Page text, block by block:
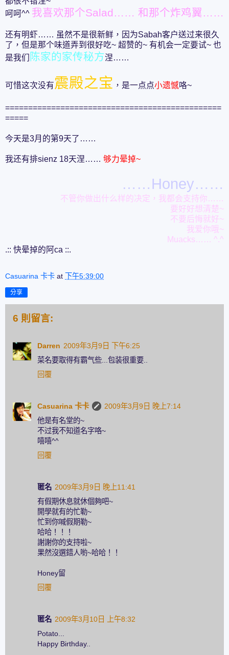
呵呵^^ 我喜欢那个Salad…… 和那个炸鸡翼……
还有明虾…… 虽然不是很新鲜，因为Sabah客户送过来很久
了，但是那个味道弄到很好吃~ 超赞的~ 有机会一定要试~ 也
是我们 陈家的家传秘方涅……
可惜这次没有震殿之宝 ，是一点点小遗憾咯~
===============================================
=====
今天是3月的第9天了……
我还有排sienz 18天涅…… 够力晕掉~
……Honey……
不管你做出什么样的决定，我都会支持你……
要好好想清楚~
不要后悔就好~
我爱你哦~
Muacks…… ^.^
.:: 快晕掉的阿ca ::.
Casuarina 卡卡 at 下午5:39:00
分享
6 則留言:
Darren 2009年3月9日 下午6:25
菜名要取得有霸气些...包装很重要..
回覆
Casuarina 卡卡
2009年3月9日 晚上7:14
他是有名堂的~
不过我不知道名字咯~
嘻嘻^^
回覆
匿名 2009年3月9日 晚上11:41
有假期休息就休個夠吧~
開學就有的忙勒~
忙到你喊假期勒~
哈哈！！！
謝謝你的支持啦~
果然沒選錯人喲~哈哈！！
Honey留
回覆
匿名 2009年3月10日 上午8:32
Potato...
Happy Birthday..